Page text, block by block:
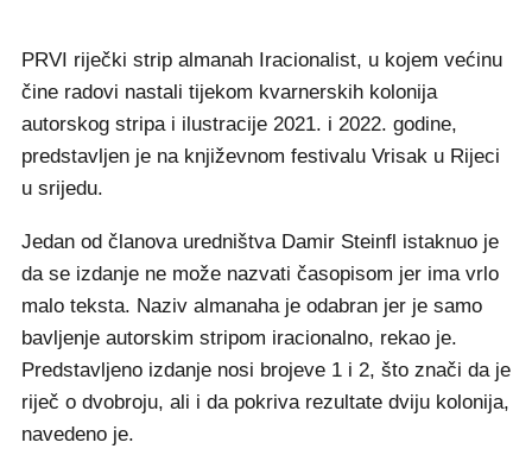
PRVI riječki strip almanah Iracionalist, u kojem većinu
čine radovi nastali tijekom kvarnerskih kolonija
autorskog stripa i ilustracije 2021. i 2022. godine,
predstavljen je na književnom festivalu Vrisak u Rijeci
u srijedu.
Jedan od članova uredništva Damir Steinfl istaknuo je
da se izdanje ne može nazvati časopisom jer ima vrlo
malo teksta. Naziv almanaha je odabran jer je samo
bavljenje autorskim stripom iracionalno, rekao je.
Predstavljeno izdanje nosi brojeve 1 i 2, što znači da je
riječ o dvobroju, ali i da pokriva rezultate dviju kolonija,
navedeno je.